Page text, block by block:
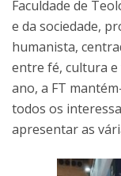
Faculdade de
e da sociedade,
humanista,
entre fé, cultura
ano, a FT
todos os
apresentar as